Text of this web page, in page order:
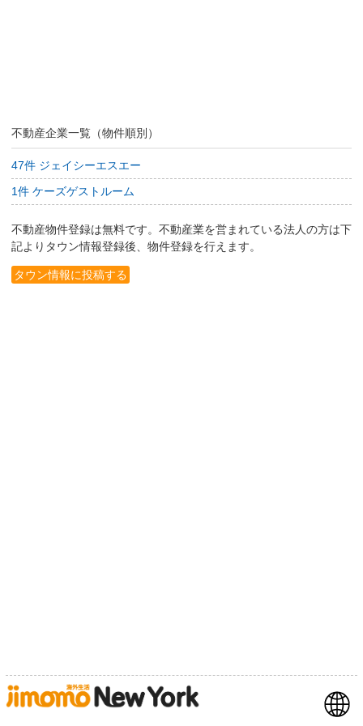
不動産企業一覧（物件順別）
47件 ジェイシーエスエー
1件 ケーズゲストルーム
不動産物件登録は無料です。不動産業を営まれている法人の方は下
記よりタウン情報登録後、物件登録を行えます。
タウン情報に投稿する